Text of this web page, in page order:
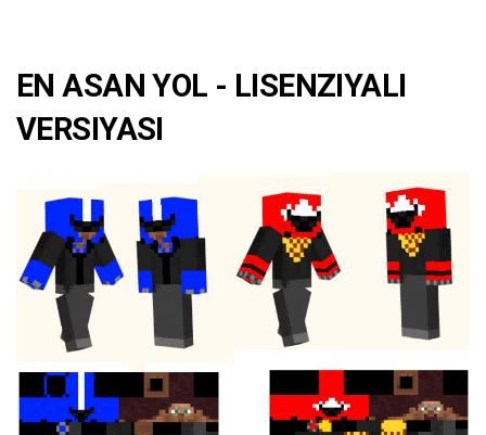
EN ASAN YOL - LISENZIYALI
VERSIYASI